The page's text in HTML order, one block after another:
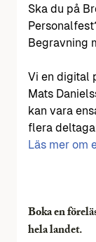
Ska du på
Begravning
Vi en digital
Mats
kan vara
flera
Läs mer om
Boka en
hela landet.